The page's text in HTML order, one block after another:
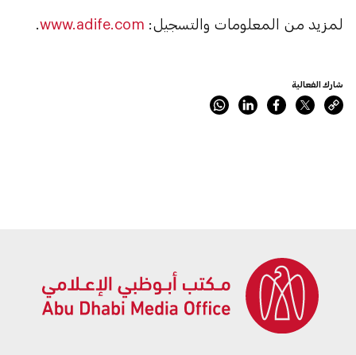
لمزيد من المعلومات والتسجيل: www.adife.com
.
شارك الفعالية